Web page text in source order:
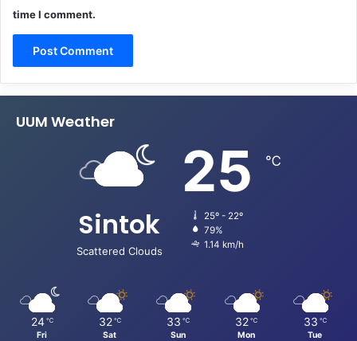
time I comment.
UUM Weather
Sintok
Scattered Clouds
25 ℃
25º - 22º
79%
1.14 km/h
24 ℃
Fri
32 ℃
Sat
33 ℃
Sun
32 ℃
Mon
33 ℃
Tue